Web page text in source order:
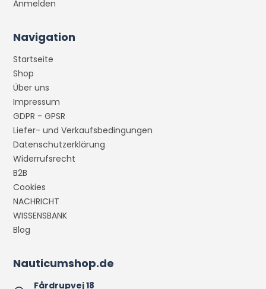
Anmelden
Navigation
Startseite
Shop
Über uns
Impressum
GDPR - GPSR
Liefer- und Verkaufsbedingungen
Datenschutzerklärung
Widerrufsrecht
B2B
Cookies
NACHRICHT
WISSENSBANK
Blog
Nauticumshop.de
Fårdrupvej 18